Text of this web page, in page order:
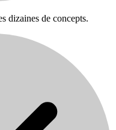
dizaines de concepts.